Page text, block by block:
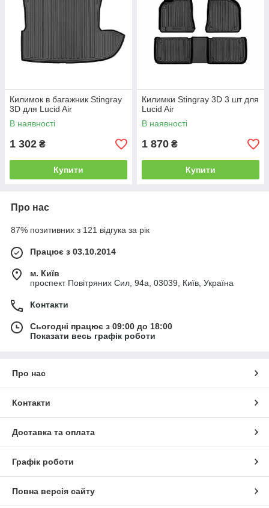
Килимок в багажник Stingray
3D для Lucid Air
В наявності
1 302 ₴
Купити
Килимки Stingray 3D 3 шт для
Lucid Air
В наявності
1 870 ₴
Купити
Про нас
87% позитивних з 121 відгука за рік
Працює з 03.10.2014
м. Київ
проспект Повітряних Сил, 94а, 03039, Київ, Україна
Контакти
Сьогодні працює з 09:00 до 18:00
Показати весь графік роботи
Про нас
Контакти
Доставка та оплата
Графік роботи
Повна версія сайту